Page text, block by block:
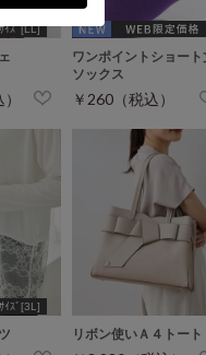
ｲｽﾞ[LL]
ワンポイントショート
ソックス
￥260（税込）
ｲｽﾞ[3L]
リボン使いＡ４トート